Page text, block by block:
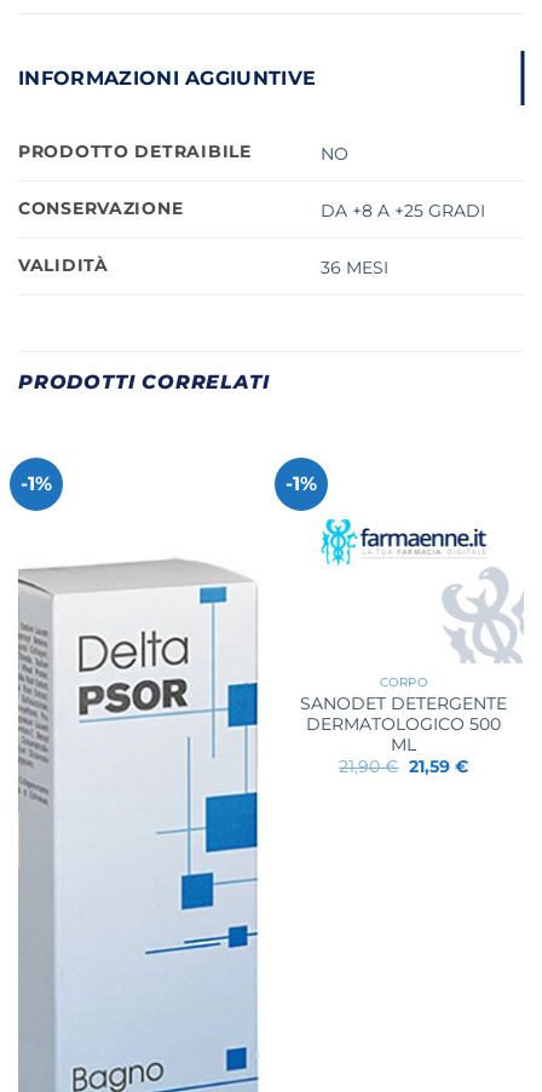
INFORMAZIONI AGGIUNTIVE
PRODOTTO DETRAIBILE NO
CONSERVAZIONE DA +8 A +25 GRADI
VALIDITÀ 36 MESI
PRODOTTI CORRELATI
-1% -1%
CORPO
SANODET DETERGENTE
DERMATOLOGICO 500
ML
21,90€ Il
prezzo
21,59 €Il